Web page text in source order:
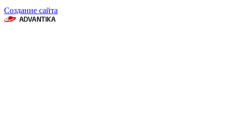
Создание сайта